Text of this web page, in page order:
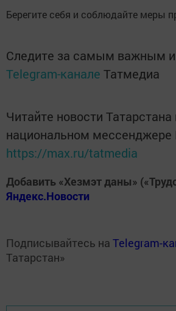
Берегите себя и соблюдайте меры
Следите за самым важным
Telegram-канале Татмедиа
Читайте новости Татарстана
национальном мессенджере
https://max.ru/tatmedia
Добавить «Хезмэт даны»
Яндекс.Новости
Подписывайтесь на Telegram-
Татарстан»